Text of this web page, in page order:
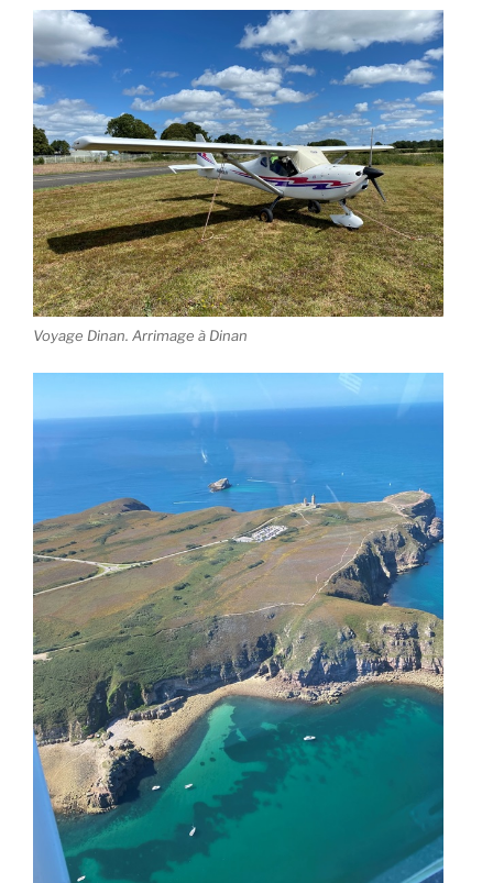
Voyage Dinan. Arrimage à Dinan